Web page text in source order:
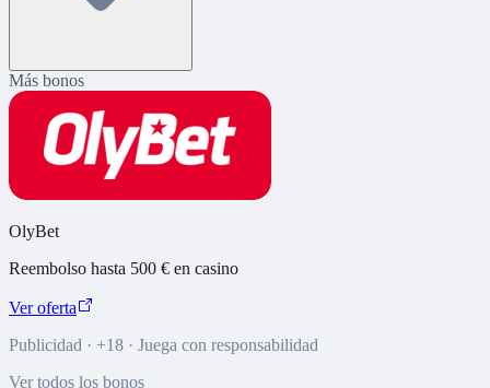
Más bonos
OlyBet
Reembolso hasta 500 € en casino
Ver oferta
Publicidad · +18 · Juega con responsabilidad
Ver todos los bonos